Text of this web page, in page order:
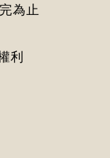
為止
利